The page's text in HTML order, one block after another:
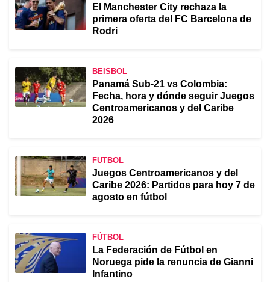
El Manchester City rechaza la
primera oferta del FC Barcelona de
Rodri
BEISBOL
Panamá Sub-21 vs Colombia:
Fecha, hora y dónde seguir Juegos
Centroamericanos y del Caribe
2026
FUTBOL
Juegos Centroamericanos y del
Caribe 2026: Partidos para hoy 7 de
agosto en fútbol
FÚTBOL
La Federación de Fútbol en
Noruega pide la renuncia de Gianni
Infantino